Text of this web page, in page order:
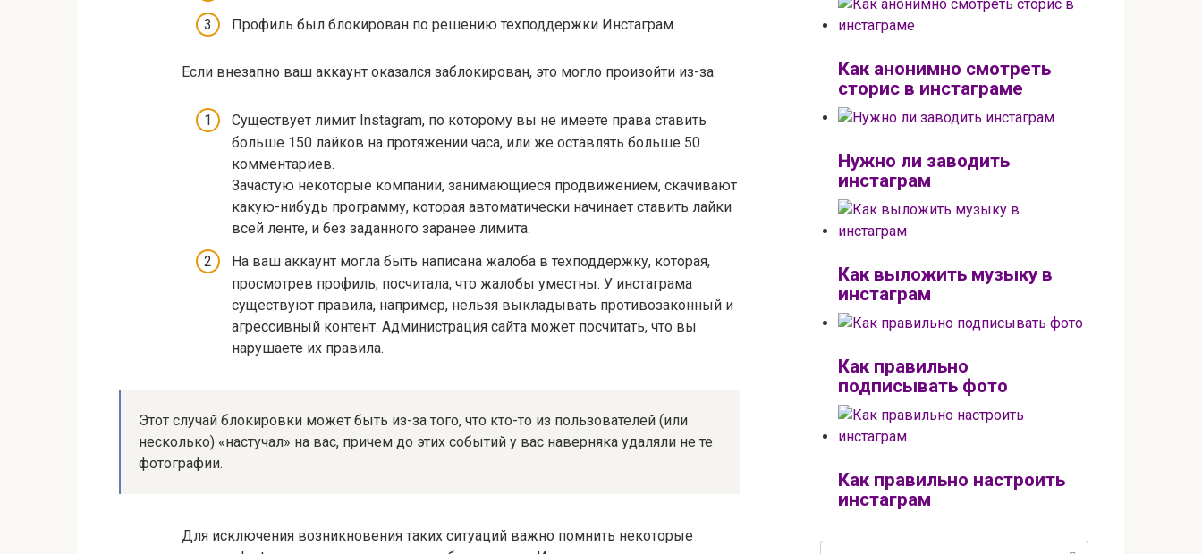
Профиль был блокирован по решению техподдержки Инстаграм.
Если внезапно ваш аккаунт оказался заблокирован, это могло произойти из-за:
Существует лимит Instagram, по которому вы не имеете права ставить
больше 150 лайков на протяжении часа, или же оставлять больше 50
комментариев.
Зачастую некоторые компании, занимающиеся продвижением, скачивают
какую-нибудь программу, которая автоматически начинает ставить лайки
всей ленте, и без заданного заранее лимита.
На ваш аккаунт могла быть написана жалоба в техподдержку, которая,
просмотрев профиль, посчитала, что жалобы уместны. У инстаграма
существуют правила, например, нельзя выкладывать противозаконный и
агрессивный контент. Администрация сайта может посчитать, что вы
нарушаете их правила.
Этот случай блокировки может быть из-за того, что кто-то из пользователей (или
несколько) «настучал» на вас, причем до этих событий у вас наверняка удаляли не те
фотографии.
Для исключения возникновения таких ситуаций важно помнить некоторые
Как анонимно смотреть
сторис в инстаграме
Нужно ли заводить
инстаграм
Как выложить музыку в
инстаграм
Как правильно
подписывать фото
Как правильно настроить
инстаграм